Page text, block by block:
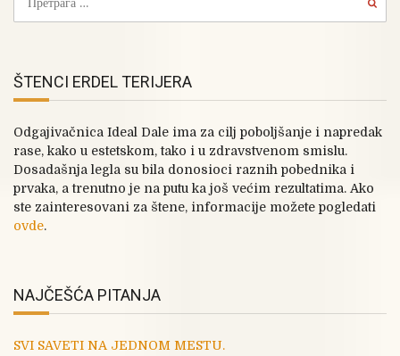
ŠTENCI ERDEL TERIJERA
Odgajivačnica Ideal Dale ima za cilj poboljšanje i napredak
rase, kako u estetskom, tako i u zdravstvenom smislu.
Dosadašnja legla su bila donosioci raznih pobednika i
prvaka, a trenutno je na putu ka još većim rezultatima. Ako
ste zainteresovani za štene, informacije možete pogledati
ovde.
NAJČEŠĆA PITANJA
SVI SAVETI NA JEDNOM MESTU.